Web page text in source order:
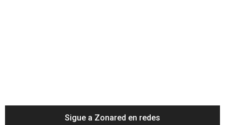
Sigue a Zonared en redes